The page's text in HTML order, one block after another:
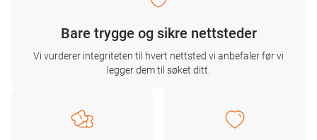
Bare trygge og sikre nettsteder
Vi vurderer integriteten til hvert nettsted vi anbefaler før vi
legger dem til søket ditt.